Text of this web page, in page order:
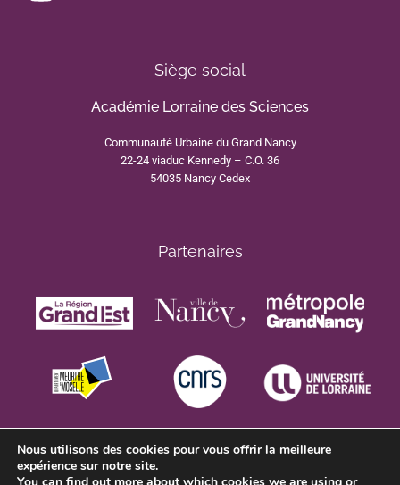
Siège social
Académie Lorraine des Sciences
Communauté Urbaine du Grand Nancy
22-24 viaduc Kennedy – C.O. 36
54035 Nancy Cedex
Partenaires
Nous utilisons des cookies pour vous offrir la meilleure
expérience sur notre site.